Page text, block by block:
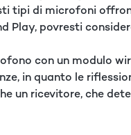
tipi di microfoni
Play, povresti
con un modulo
in quanto le
un ricevitore, che